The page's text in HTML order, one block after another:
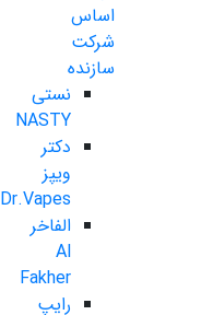
اساس
شرکت
سازنده
نستی
NASTY
دکتر
ویپز
Dr.Vapes
الفاخر
Al
Fakher
رایپ